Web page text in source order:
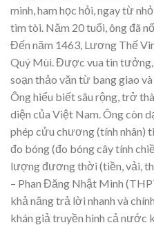
minh, ham học hỏi, ngay từ
tìm tòi. Năm 20 tuổi, ông đã
Đến năm 1463, Lương Thế
Quý Mùi. Được vua tin
soạn thảo văn từ bang giao
Ông hiểu biết sâu rộng, trở
diện của Việt Nam. Ông còn
phép cửu chương (tính nhân)
đo bóng (đo bóng cây tính
lượng đương thời (tiền, vải,
– Phan Đăng Nhật Minh
khả năng trả lời nhanh và
khán giả truyền hình cả nước